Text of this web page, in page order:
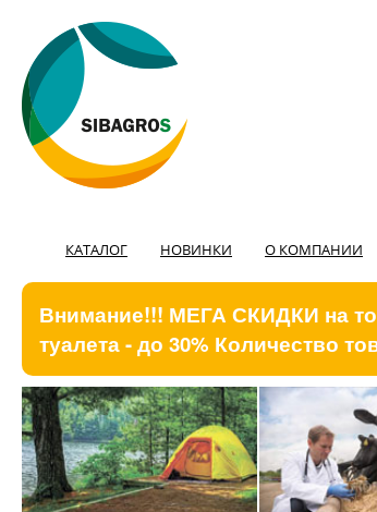
КАТАЛОГ НОВИНКИ О КОМПАНИИ
Внимание!!! МЕГА СКИДКИ на
туалета - до 30% Количество